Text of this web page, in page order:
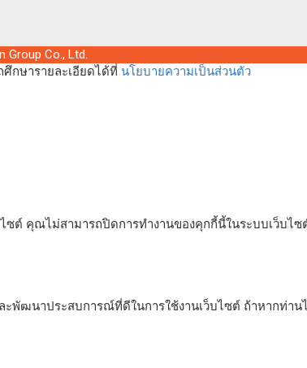
Group Co., Ltd.
กษารายละเอียดได้ที่ นโยบายความเป็นส่วนตัว
ต์ คุณไม่สามารถปิดการทำงานของคุกกี้นี้ในระบบเว็บไซ
ฒนาประสบการณ์ที่ดีในการใช้งานเว็บไซต์ ถ้าหากท่าน